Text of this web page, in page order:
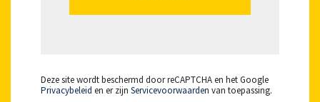
Deze site wordt beschermd door reCAPTCHA en het Google
Privacybeleid en er zijn Servicevoorwaarden van toepassing.